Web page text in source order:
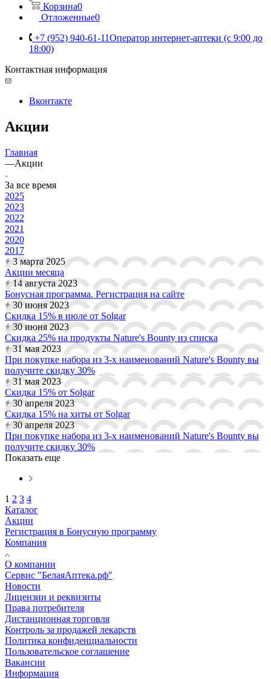
Корзина0
Отложенные0
+7 (952) 940-61-11Оператор интернет-аптеки (с 9:00 до
18:00)
Контактная информация
Вконтакте
Акции
Главная
—Акции
За все время
2025
2023
2022
2021
2020
2017
3 марта 2025
Акции месяца
14 августа 2023
Бонусная программа. Регистрация на сайте
30 июня 2023
Скидка 15% в июле от Solgar
30 июня 2023
Скидка 25% на продукты Nature's Bounty из списка
31 мая 2023
При покупке набора из 3-х наименований Nature's Bounty вы
получите скидку 30%
31 мая 2023
Скидка 15% от Solgar
30 апреля 2023
Скидка 15% на хиты от Solgar
30 апреля 2023
При покупке набора из 3-х наименований Nature's Bounty вы
получите скидку 30%
Показать еще
1 2 3 4
Каталог
Акции
Регистрация в Бонусную программу
Компания
О компании
Сервис "БелаяАптека.рф"
Новости
Лицензии и реквизиты
Права потребителя
Дистанционная торговля
Контроль за продажей лекарств
Политика конфиденциальности
Пользовательское соглашение
Вакансии
Информация